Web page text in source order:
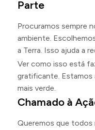
Parte
Procuramos sempre
ambiente.
a Terra. Isso ajuda a
Ver como isso está
gratificante. Estamos
mais verde.
Chamado à
Queremos que todos